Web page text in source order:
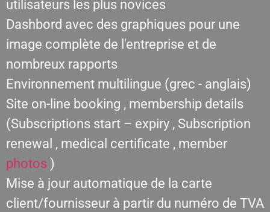
utilisateurs les plus novices
Dashbord avec des graphiques pour une
image complète de l'entreprise et de
nombreux rapports
Environnement multilingue (grec - anglais)
Site on-line booking , membership details
(Subscriptions start – expiry , Subscription
renewal , medical certificate , member
photos )
Mise à jour automatique de la carte
client/fournisseur à partir du numéro de TVA